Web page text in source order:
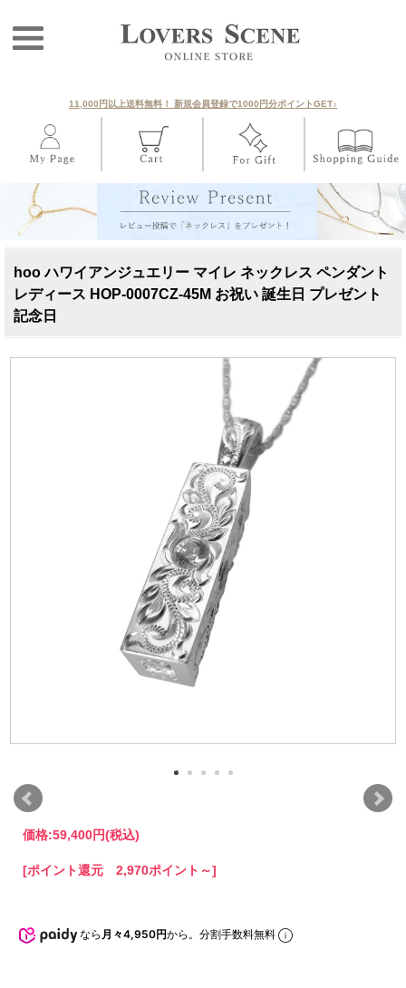
11,000円以上送料無料！ 新規会員登録で1000円分ポイントGET♪
hoo ハワイアンジュエリー マイレ ネックレス ペンダント
レディース HOP-0007CZ-45M お祝い 誕生日 プレゼント
記念日
価格:59,400円(税込)
[ポイント還元 2,970ポイント～]
なら 月々4,950円から。分割手数料無料